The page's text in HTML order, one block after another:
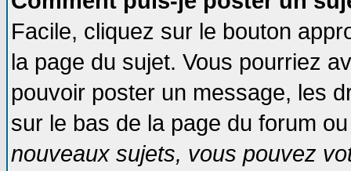
Facile, cliquez sur le bouton
la page du sujet. Vous pourriez
pouvoir poster un message, les
sur le bas de la page du forum
nouveaux sujets, vous pouvez